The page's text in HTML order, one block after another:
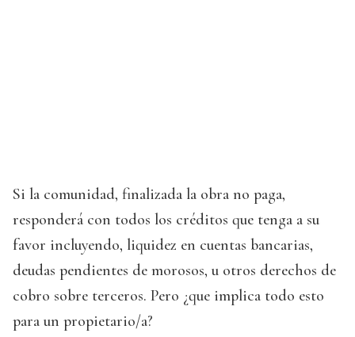
Si la comunidad, finalizada la obra no paga,
responderá con todos los créditos que tenga a su
favor incluyendo, liquidez en cuentas bancarias,
deudas pendientes de morosos, u otros derechos de
cobro sobre terceros. Pero ¿que implica todo esto
para un propietario/a?